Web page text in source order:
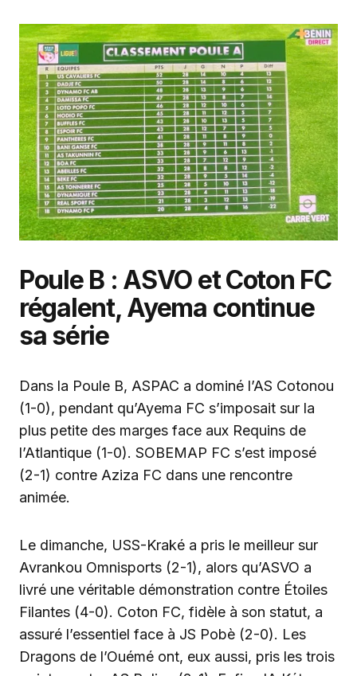
Poule B : ASVO et Coton FC
régalent, Ayema continue
sa série
Dans la Poule B, ASPAC a dominé l’AS Cotonou
(1-0), pendant qu’Ayema FC s’imposait sur la
plus petite des marges face aux Requins de
l’Atlantique (1-0). SOBEMAP FC s’est imposé
(2-1) contre Aziza FC dans une rencontre
animée.
Le dimanche, USS-Kraké a pris le meilleur sur
Avrankou Omnisports (2-1), alors qu’ASVO a
livré une véritable démonstration contre Étoiles
Filantes (4-0). Coton FC, fidèle à son statut, a
assuré l’essentiel face à JS Pobè (2-0). Les
Dragons de l’Ouémé ont, eux aussi, pris les trois